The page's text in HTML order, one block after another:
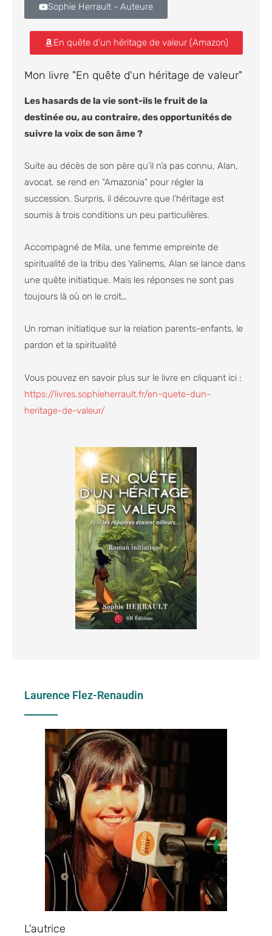
Sophie Herrault - Auteure
En quête d'un héritage de valeur (Amazon)
Mon livre "En quête d'un héritage de valeur"
Les hasards de la vie sont-ils le fruit de la
destinée ou, au contraire, des opportunités de
suivre la voix de son âme ?
Suite au décès de son père qu’il n’a pas connu, Alan,
avocat, se rend en “Amazonia” pour régler la
succession. Surpris, il découvre que l’héritage est
soumis à trois conditions un peu particulières.
Accompagné de Mila, une femme empreinte de
spiritualité de la tribu des Yalinems, Alan se lance dans
une quête initiatique. Mais les réponses ne sont pas
toujours là où on le croit…
Un roman initiatique sur la relation parents-enfants, le
pardon et la spiritualité
Vous pouvez en savoir plus sur le livre en cliquant ici :
https://livres.sophieherrault.fr/en-quete-dun-
heritage-de-valeur/
Laurence Flez-Renaudin
L'autrice